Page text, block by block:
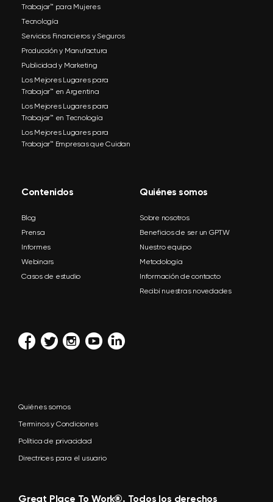
Trabajar™ para Mujeres
Tecnología
Servicios Financieros y Seguros
Producción y Manufactura
Publicidad y Marketing
Los Mejores Lugares para
Trabajar™ en Argentina
Los Mejores Lugares para
Trabajar™ en Tecnología
Los Mejores Lugares para
Trabajar™ Empresas que Cuidan
Contenidos
Blog
Prensa
Informes
Webinars
Casos de estudio
Quiénes somos
Sobre nosotros
Beneficios de ser un GPTW
Nuestro equipo
Metodología
Información de contacto
Recibí nuestras novedades
Quiénes somos
Terminos y Condiciones
Política de privacidad
Directrices para el usuario
Great Place To Work®. Todos los derechos